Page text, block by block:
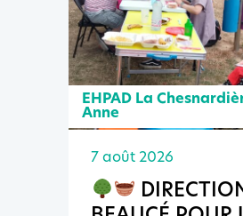
EHPAD La
Anne
7 août 2026